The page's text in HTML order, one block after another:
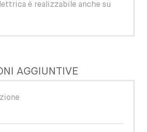
è realizzabile anche su
AGGIUNTIVE